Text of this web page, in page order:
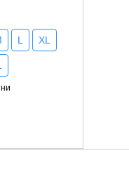
L XL